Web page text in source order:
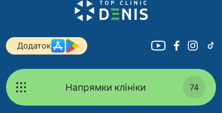
Додаток
Напрямки клініки 74